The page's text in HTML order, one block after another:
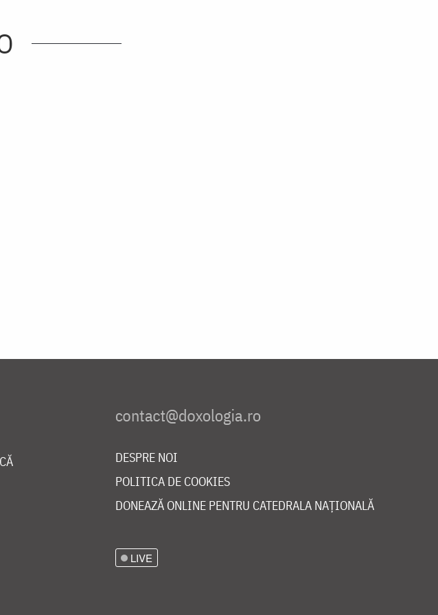
DESPRE NOI
POLITICA DE COOKIES
DONEAZĂ ONLINE PENTRU CATEDRALA NAȚIONALĂ
LIVE